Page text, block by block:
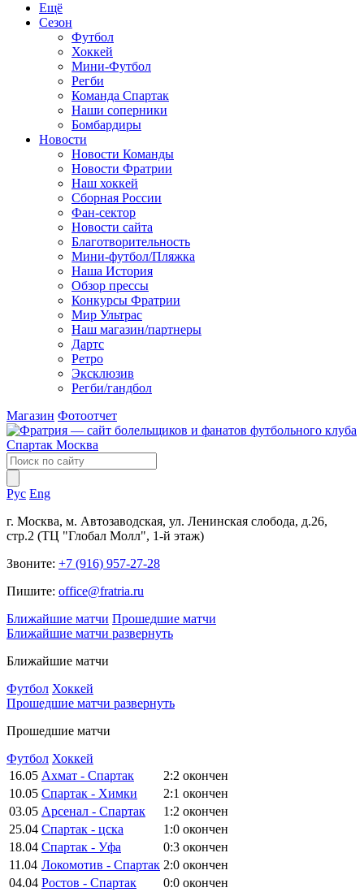
Ещё
Сезон
Футбол
Хоккей
Мини-Футбол
Регби
Команда Спартак
Наши соперники
Бомбардиры
Новости
Новости Команды
Новости Фратрии
Наш хоккей
Сборная России
Фан-cектор
Новости сайта
Благотворительность
Мини-футбол/Пляжка
Наша История
Обзор прессы
Конкурсы Фратрии
Мир Ультрас
Наш магазин/партнеры
Дартс
Ретро
Эксклюзив
Регби/гандбол
Магазин Фотоотчет
Рус Eng
г. Москва, м. Автозаводская, ул. Ленинская слобода, д.26,
стр.2 (ТЦ "Глобал Молл", 1-й этаж)
Звоните: +7 (916) 957-27-28
Пишите: office@fratria.ru
Ближайшие матчи Прошедшие матчи
Ближайшие матчи развернуть
Ближайшие матчи
Футбол Хоккей
Прошедшие матчи развернуть
Прошедшие матчи
Футбол Хоккей
16.05 Ахмат - Спартак 2:2 окончен
10.05 Спартак - Химки 2:1 окончен
03.05 Арсенал - Спартак 1:2 окончен
25.04 Спартак - цска 1:0 окончен
18.04 Спартак - Уфа 0:3 окончен
11.04 Локомотив - Спартак 2:0 окончен
04.04 Ростов - Спартак 0:0 окончен